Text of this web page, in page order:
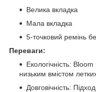
Велика вкладка
Мала вкладка
5-точковий ремінь
Переваги:
Екологічність:
низьким вмістом
Довговічність: